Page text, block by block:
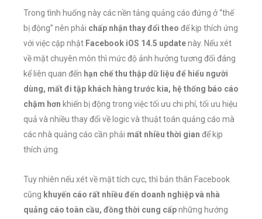
Trong tình huống này các nền tảng quảng cáo đứng ở “thế
bị động” nên phải chấp nhận thay đổi theo để kịp thích ứng
với việc cập nhật Facebook iOS 14.5 updatenày. Nếu xét
về mặt chuyên môn thì mức độ ảnh hưởng tương đối đáng
kể liên quan đến hạn chế thu thập dữ liệu để hiểu người
dùng, mất đi tập khách hàng trước kia, hệ thống báo cáo
chậm hơn khiến bị động trong việc tối ưu chi phí, tối ưu hiệu
quả và nhiều thay đổi về logic và thuật toán quảng cáo mà
các nhà quảng cáo cần phải mất nhiều thời gian để kịp
thích ứng.
Tuy nhiên nếu xét về mặt tích cực, thì bản thân Facebook
cũng khuyến cáo rất nhiều đến doanh nghiệp và nhà
quảng cáo toàn cầu, đồng thời cung cấpnhững hướng